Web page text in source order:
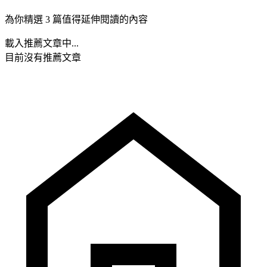
為你精選 3 篇值得延伸閱讀的內容
載入推薦文章中...
目前沒有推薦文章